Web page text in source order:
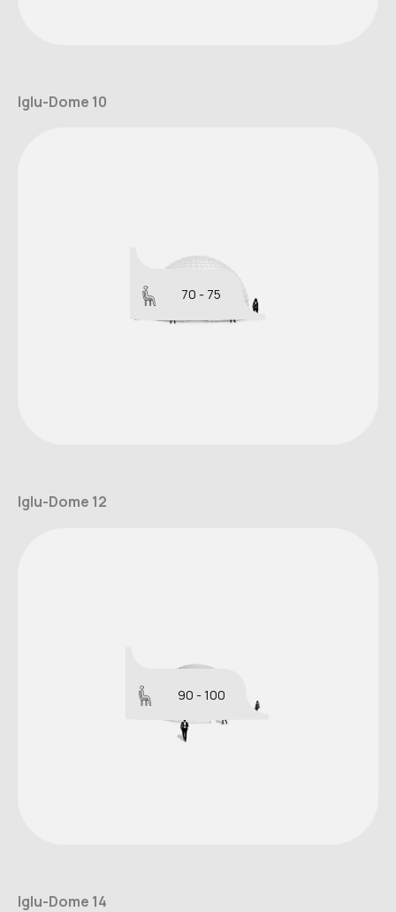
Iglu-Dome 10
70 - 75
Iglu-Dome 12
90 - 100
Iglu-Dome 14